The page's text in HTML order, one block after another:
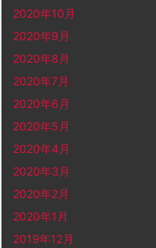
2020年10月
2020年9月
2020年8月
2020年7月
2020年6月
2020年5月
2020年4月
2020年3月
2020年2月
2020年1月
2019年12月